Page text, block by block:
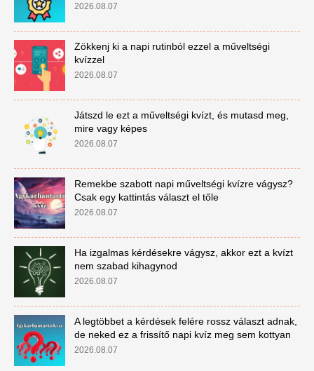
2026.08.07
Zökkenj ki a napi rutinból ezzel a műveltségi
kvízzel
2026.08.07
Játszd le ezt a műveltségi kvízt, és mutasd meg,
mire vagy képes
2026.08.07
Remekbe szabott napi műveltségi kvízre vágysz?
Csak egy kattintás választ el tőle
2026.08.07
Ha izgalmas kérdésekre vágysz, akkor ezt a kvízt
nem szabad kihagynod
2026.08.07
A legtöbbet a kérdések felére rossz választ adnak,
de neked ez a frissítő napi kvíz meg sem kottyan
2026.08.07